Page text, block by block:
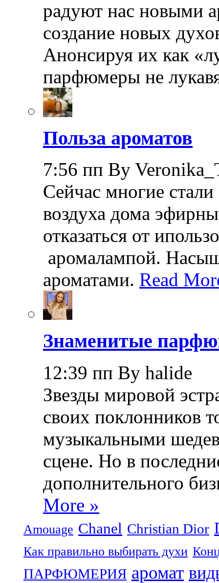
радуют нас новыми
создание новых
Анонсируя их как
парфюмеры не
Польза ароматов
7:56 пп By
Сейчас многие
воздуха дома
отказаться от
аромалампой.
ароматами. Read
Знаменитые
12:39 пп By halide
Звезды мировой
своих поклонников
музыкальными
сцене. Но в
дополнительного
More »
Amouage Chanel Christian Dior
Как правильно выбирать духи
ПАРФЮМЕРИЯ аромат